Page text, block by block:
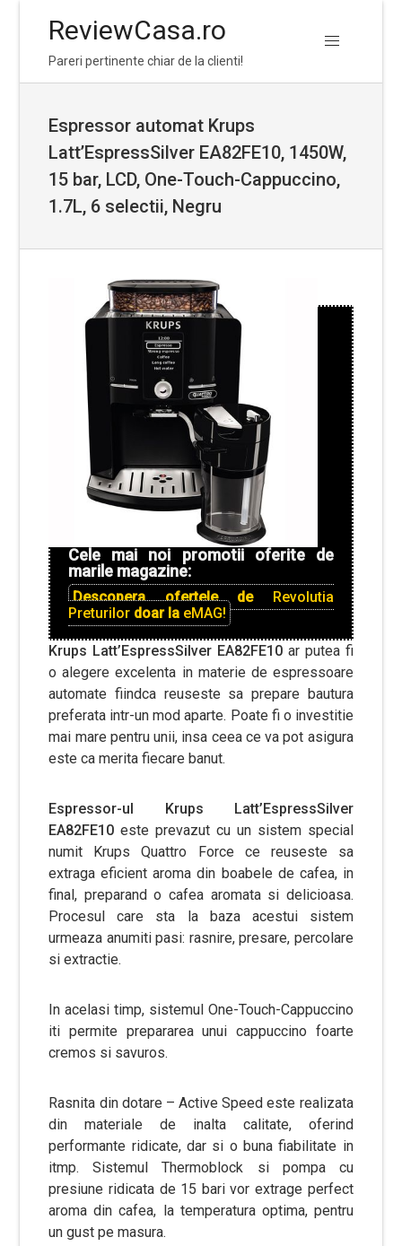
ReviewCasa.ro
Pareri pertinente chiar de la clienti!
Espressor automat Krups
Latt’EspressSilver EA82FE10, 1450W,
15 bar, LCD, One-Touch-Cappuccino,
1.7L, 6 selectii, Negru
Cele mai noi promotii oferite de
marile magazine:
Descopera ofertele de Revolutia
Preturilor doar la eMAG!
Krups Latt’EspressSilver EA82FE10 ar putea fi
o alegere excelenta in materie de espressoare
automate fiindca reuseste sa prepare bautura
preferata intr-un mod aparte. Poate fi o investitie
mai mare pentru unii, insa ceea ce va pot asigura
este ca merita fiecare banut.
Espressor-ul Krups Latt’EspressSilver
EA82FE10este prevazut cu un sistem special
numit Krups Quattro Force ce reuseste sa
extraga eficient aroma din boabele de cafea, in
final, preparand o cafea aromata si delicioasa.
Procesul care sta la baza acestui sistem
urmeaza anumiti pasi: rasnire, presare, percolare
si extractie.
In acelasi timp, sistemul One-Touch-Cappuccino
iti permite prepararea unui cappuccino foarte
cremos si savuros.
Rasnita din dotare – Active Speed este realizata
din materiale de inalta calitate, oferind
performante ridicate, dar si o buna fiabilitate in
itmp. Sistemul Thermoblock si pompa cu
presiune ridicata de 15 bari vor extrage perfect
aroma din cafea, la temperatura optima, pentru
un gust pe masura.